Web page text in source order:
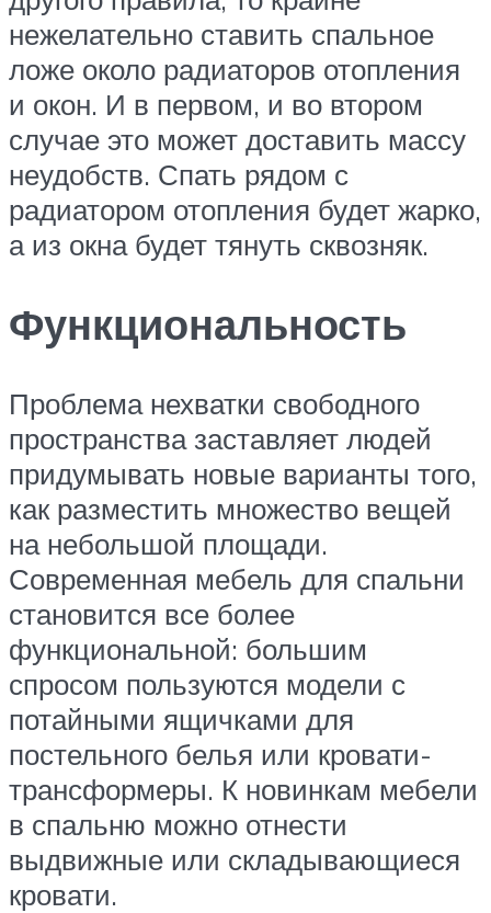
нежелательно ставить спальное
ложе около радиаторов отопления
и окон. И в первом, и во втором
случае это может доставить массу
неудобств. Спать рядом с
радиатором отопления будет жарко,
а из окна будет тянуть сквозняк.
Функциональность
Проблема нехватки свободного
пространства заставляет людей
придумывать новые варианты того,
как разместить множество вещей
на небольшой площади.
Современная мебель для спальни
становится все более
функциональной: большим
спросом пользуются модели с
потайными ящичками для
постельного белья или кровати-
трансформеры. К новинкам мебели
в спальню можно отнести
выдвижные или складывающиеся
кровати.